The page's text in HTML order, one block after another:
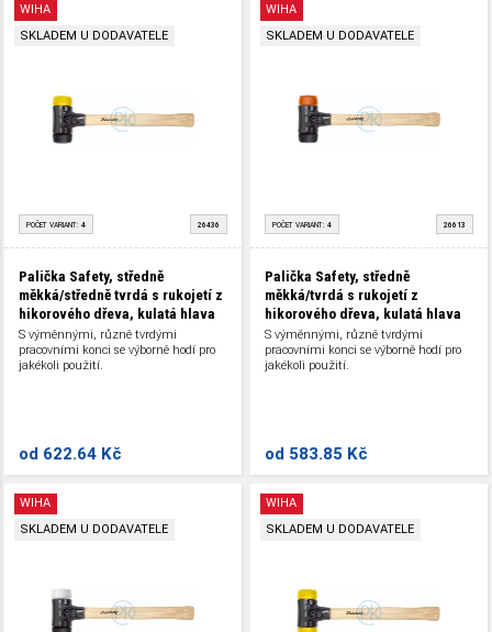
WIHA
SKLADEM U DODAVATELE
POČET VARIANT: 4 26436
Palička Safety, středně
měkká/středně tvrdá s rukojetí z
hikorového dřeva, kulatá hlava
S výměnnými, různě tvrdými
pracovními konci se výborně hodí pro
jakékoli použití.
od 622.64 Kč
WIHA
SKLADEM U DODAVATELE
POČET VARIANT: 4 26613
Palička Safety, středně
měkká/tvrdá s rukojetí z
hikorového dřeva, kulatá hlava
S výměnnými, různě tvrdými
pracovními konci se výborně hodí pro
jakékoli použití.
od 583.85 Kč
WIHA
SKLADEM U DODAVATELE
WIHA
SKLADEM U DODAVATELE